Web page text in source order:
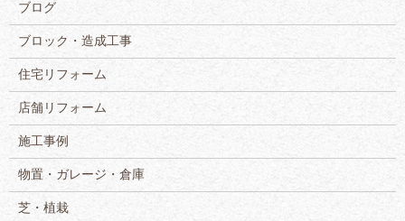
ブログ
ブロック・造成工事
住宅リフォーム
店舗リフォーム
施工事例
物置・ガレージ・倉庫
芝・植栽